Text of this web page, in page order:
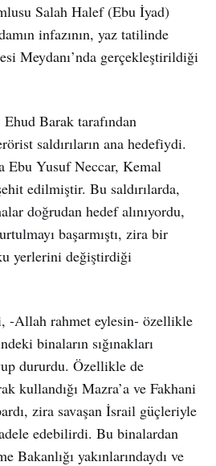
Salah Halef (Ebu İyad)
infazının, yaz tatilinde
Meydanı’nda gerçekleştirildiği
Barak tarafından
saldırıların ana hedefiydi.
Ebu Yusuf Neccar, Kemal
edilmiştir. Bu saldırılarda,
doğrudan hedef alınıyordu,
başarmıştı, zira bir
yerlerini değiştirdiği
-Allah rahmet eylesin- özellikle
binaların sığınakları
dururdu. Özellikle de
kullandığı Mazra’a ve Fakhani
zira savaşan İsrail güçleriyle
edebilirdi. Bu binalardan
Bakanlığı yakınlarındaydı ve